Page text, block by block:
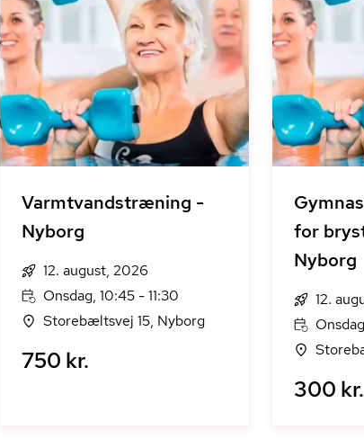
Varmtvandstræning -
Nyborg
12. august, 2026
Onsdag, 10:45 - 11:30
Storebæltsvej 15, Nyborg
750 kr.
for
Nyborg
12.
300 kr.